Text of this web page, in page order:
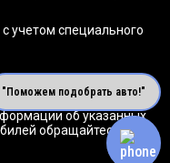
учетом специального
об указанных
обращайтесь к
"Поможем подобрать авто!"